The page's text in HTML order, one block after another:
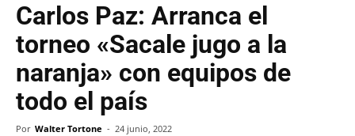
Carlos Paz: Arranca el
torneo «Sacale jugo a la
naranja» con equipos de
todo el país
Por Walter Tortone - 24 junio, 2022